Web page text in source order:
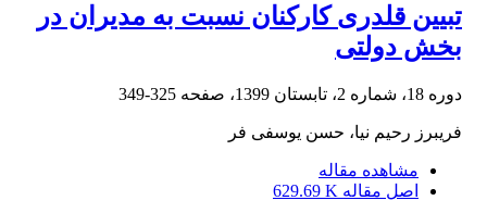
تبیین قلدری کارکنان نسبت به مدیران در
بخش دولتی
دوره 18، شماره 2، تابستان 1399، صفحه 325-349
فریبرز رحیم نیا، حسن یوسفی فر
مشاهده مقاله
اصل مقاله 629.69 K